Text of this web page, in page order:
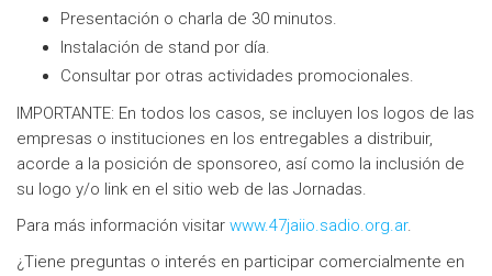
Presentación o charla de 30 minutos.
Instalación de stand por día.
Consultar por otras actividades promocionales.
IMPORTANTE: En todos los casos, se incluyen los logos de las
empresas o instituciones en los entregables a distribuir,
acorde a la posición de sponsoreo, así como la inclusión de
su logo y/o link en el sitio web de las Jornadas.
Para más información visitar www.47jaiio.sadio.org.ar.
¿Tiene preguntas o interés en participar comercialmente en